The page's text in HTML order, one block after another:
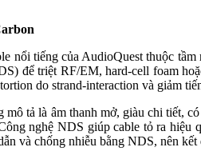
nổi tiếng của AudioQuest thuộc
để triệt RF/EM, hard-cell foam
do strand-interaction và giảm
tả là âm thanh mở, giàu chi tiết,
nghệ NDS giúp cable tỏ ra
và chống nhiễu bằng NDS, nên